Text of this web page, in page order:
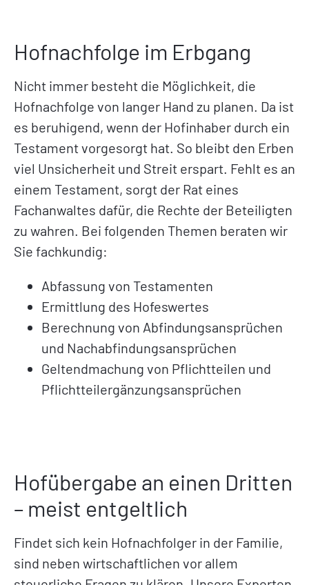
Hofnachfolge im Erbgang
Nicht immer besteht die Möglichkeit, die
Hofnachfolge von langer Hand zu planen. Da ist
es beruhigend, wenn der Hofinhaber durch ein
Testament vorgesorgt hat. So bleibt den Erben
viel Unsicherheit und Streit erspart. Fehlt es an
einem Testament, sorgt der Rat eines
Fachanwaltes dafür, die Rechte der Beteiligten
zu wahren. Bei folgenden Themen beraten wir
Sie fachkundig:
Abfassung von Testamenten
Ermittlung des Hofeswertes
Berechnung von Abfindungsansprüchen
und Nachabfindungsansprüchen
Geltendmachung von Pflichtteilen und
Pflichtteilergänzungsansprüchen
Hofübergabe an einen Dritten
– meist entgeltlich
Findet sich kein Hofnachfolger in der Familie,
sind neben wirtschaftlichen vor allem